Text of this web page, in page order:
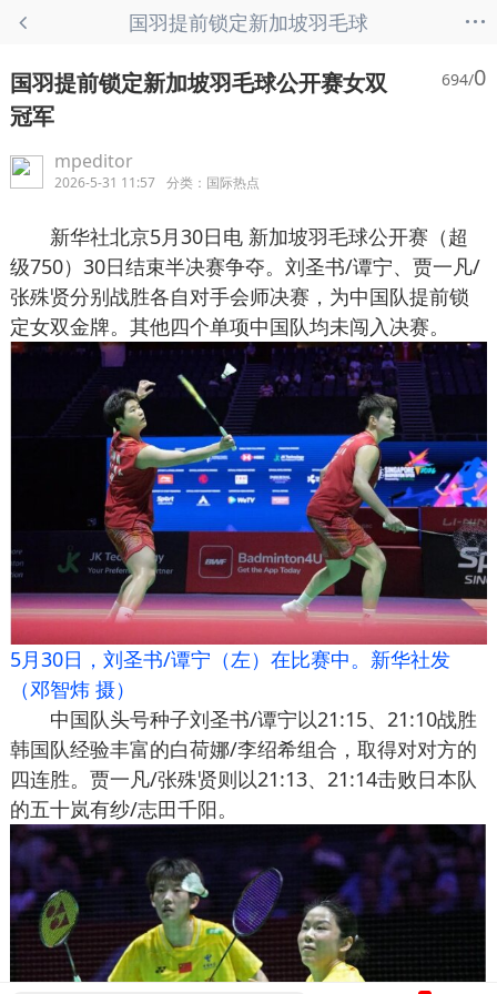
国羽提前锁定新加坡羽毛球
...
国羽提前锁定新加坡羽毛球公开赛女双
冠军
694/0
mpeditor
2026-5-31 11:57 分类： 国际热点
新华社北京5月30日电 新加坡羽毛球公开赛（超
级750）30日结束半决赛争夺。刘圣书/谭宁、贾一凡/
张殊贤分别战胜各自对手会师决赛，为中国队提前锁
定女双金牌。其他四个单项中国队均未闯入决赛。
5月30日，刘圣书/谭宁（左）在比赛中。新华社发
（邓智炜 摄）
中国队头号种子刘圣书/谭宁以21:15、21:10战胜
韩国队经验丰富的白荷娜/李绍希组合，取得对对方的
四连胜。贾一凡/张殊贤则以21:13、21:14击败日本队
的五十岚有纱/志田千阳。